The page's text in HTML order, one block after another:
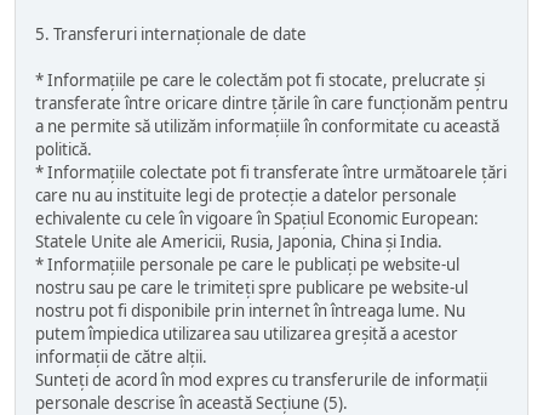
5. Transferuri internaționale de date
* Informațiile pe care le colectăm pot fi stocate, prelucrate și
transferate între oricare dintre țările în care funcționăm pentru
a ne permite să utilizăm informațiile în conformitate cu această
politică.
* Informațiile colectate pot fi transferate între următoarele țări
care nu au instituite legi de protecție a datelor personale
echivalente cu cele în vigoare în Spațiul Economic European:
Statele Unite ale Americii, Rusia, Japonia, China și India.
* Informațiile personale pe care le publicați pe website-ul
nostru sau pe care le trimiteți spre publicare pe website-ul
nostru pot fi disponibile prin internet în întreaga lume. Nu
putem împiedica utilizarea sau utilizarea greșită a acestor
informații de către alții.
Sunteți de acord în mod expres cu transferurile de informații
personale descrise în această Secțiune (5).